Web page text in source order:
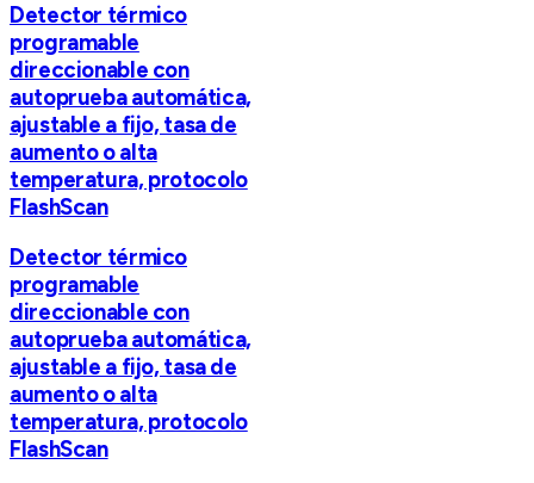
Detector térmico
programable
direccionable con
autoprueba automática,
ajustable a fijo, tasa de
aumento o alta
temperatura, protocolo
FlashScan
Detector térmico
programable
direccionable con
autoprueba automática,
ajustable a fijo, tasa de
aumento o alta
temperatura, protocolo
FlashScan